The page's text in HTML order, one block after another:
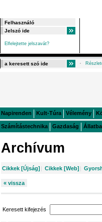
Elfelejtette jelszavát?
Napirenden Kult-Túra Vélemény
Számítástechnika Gazdaság
Archívum
Cikkek [Újság] | Cikkek [Web] |
« vissza
Keresett kifejezés